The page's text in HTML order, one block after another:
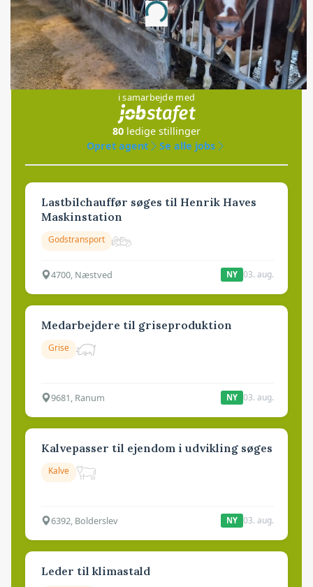
Loading...
Jobs
i samarbejde med
80 ledige stillinger
Opret agent
Se alle jobs
Lastbilchauffør søges til Henrik Haves
Maskinstation
Godstransport
4700, Næstved NY 03. aug.
Medarbejdere til griseproduktion
Grise
9681, Ranum NY 03. aug.
Kalvepasser til ejendom i udvikling søges
Kalve
6392, Bolderslev NY 03. aug.
Leder til klimastald